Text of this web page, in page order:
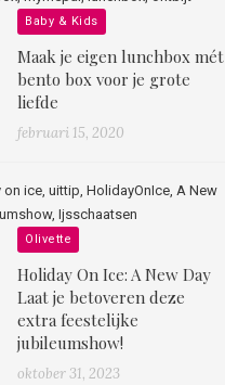
Baby & Kids
Maak je eigen lunchbox mét
bento box voor je grote
liefde
februari 15, 2020
Olivette
Holiday On Ice: A New Day
Laat je betoveren deze
extra feestelijke
jubileumshow!
oktober 31, 2023